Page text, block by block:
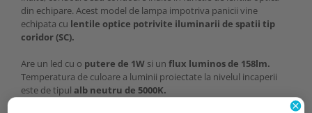
din echipare. Acest model de lampa impotriva panicii vine
echipata cu lentile optice potrivite iluminarii de spatii tip
coridor (SC).
Are un led cu o putere de 1W si un flux luminos de 158lm.
Temperatura de culoare a luminii proiectate la nivelul incaperii
este de tipul alb neutru de 5000K.